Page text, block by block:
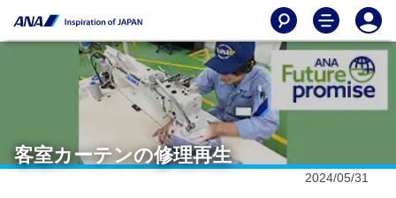
客室カーテンの修理再生
2024/05/31